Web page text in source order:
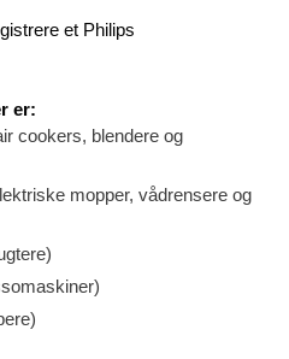
et Philips
er:
cookers, blendere og
mopper, vådrensere og